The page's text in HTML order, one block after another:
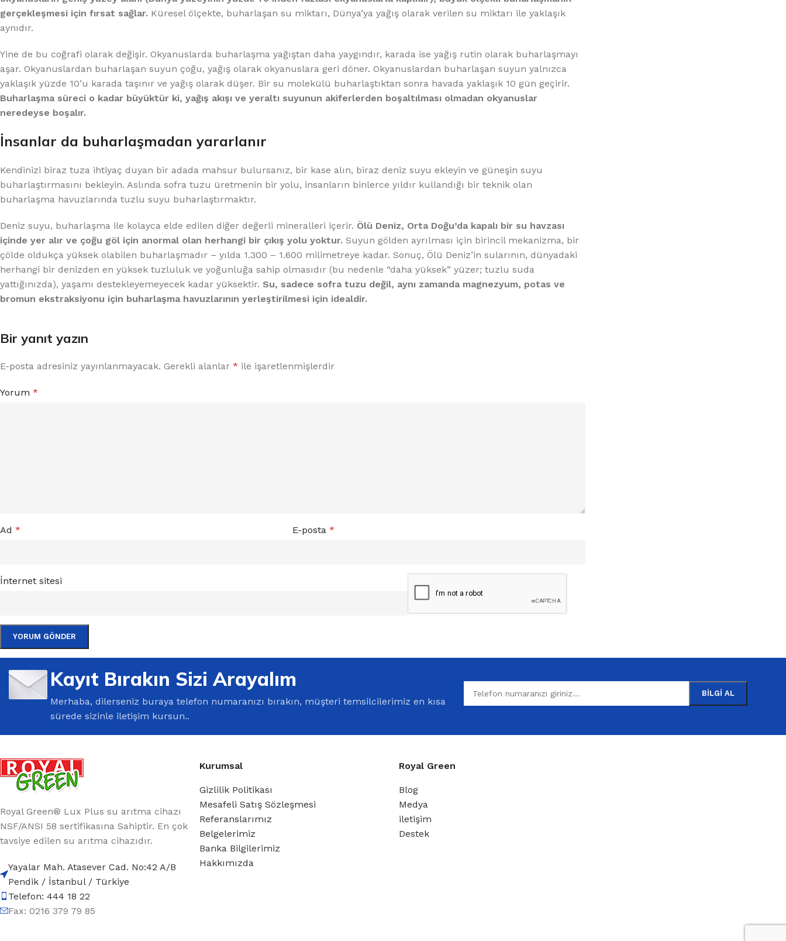
gerçekleşmesi için fırsat sağlar. Küresel ölçekte, buharlaşan su miktarı, Dünya’ya yağış olarak verilen su miktarı ile yaklaşık
aynıdır.
Yine de bu coğrafi olarak değişir. Okyanuslarda buharlaşma yağıştan daha yaygındır, karada ise yağış rutin olarak buharlaşmayı
aşar. Okyanuslardan buharlaşan suyun çoğu, yağış olarak okyanuslara geri döner. Okyanuslardan buharlaşan suyun yalnızca
yaklaşık yüzde 10’u karada taşınır ve yağış olarak düşer. Bir su molekülü buharlaştıktan sonra havada yaklaşık 10 gün geçirir.
Buharlaşma süreci o kadar büyüktür ki, yağış akışı ve yeraltı suyunun akiferlerden boşaltılması olmadan okyanuslar
neredeyse boşalır.
İnsanlar da buharlaşmadan yararlanır
Kendinizi biraz tuza ihtiyaç duyan bir adada mahsur bulursanız, bir kase alın, biraz deniz suyu ekleyin ve güneşin suyu
buharlaştırmasını bekleyin. Aslında sofra tuzu üretmenin bir yolu, insanların binlerce yıldır kullandığı bir teknik olan
buharlaşma havuzlarında tuzlu suyu buharlaştırmaktır.
Deniz suyu, buharlaşma ile kolayca elde edilen diğer değerli mineralleri içerir. Ölü Deniz, Orta Doğu’da kapalı bir su havzası
içinde yer alır ve çoğu göl için anormal olan herhangi bir çıkış yolu yoktur. Suyun gölden ayrılması için birincil mekanizma, bir
çölde oldukça yüksek olabilen buharlaşmadır – yılda 1.300 – 1.600 milimetreye kadar. Sonuç, Ölü Deniz’in sularının, dünyadaki
herhangi bir denizden en yüksek tuzluluk ve yoğunluğa sahip olmasıdır (bu nedenle “daha yüksek” yüzer; tuzlu suda
yattığınızda), yaşamı destekleyemeyecek kadar yüksektir. Su, sadece sofra tuzu değil, aynı zamanda magnezyum, potas ve
bromun ekstraksiyonu için buharlaşma havuzlarının yerleştirilmesi için idealdir.
Bir yanıt yazın
E-posta adresiniz yayınlanmayacak. Gerekli alanlar * ile işaretlenmişlerdir
Yorum *
Ad * E-posta*
İnternet sitesi
Kayıt Bırakın Sizi Arayalım
Merhaba, dilerseniz buraya telefon numaranızı bırakın, müşteri temsilcilerimiz en kısa
sürede sizinle iletişim kursun..
Royal Green® Lux Plus su arıtma cihazı
NSF/ANSI 58 sertifikasına Sahiptir. En çok
tavsiye edilen su arıtma cihazıdır.
Yayalar Mah. Atasever Cad. No:42 A/B
Pendik / İstanbul / Türkiye
Telefon: 444 18 22
Fax: 0216 379 79 85
Kurumsal
Gizlilik Politikası
Mesafeli Satış Sözleşmesi
Referanslarımız
Belgelerimiz
Banka Bilgilerimiz
Hakkımızda
Royal Green
Blog
Medya
iletişim
Destek